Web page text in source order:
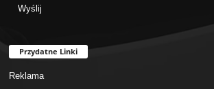
Przydatne Linki
Reklama